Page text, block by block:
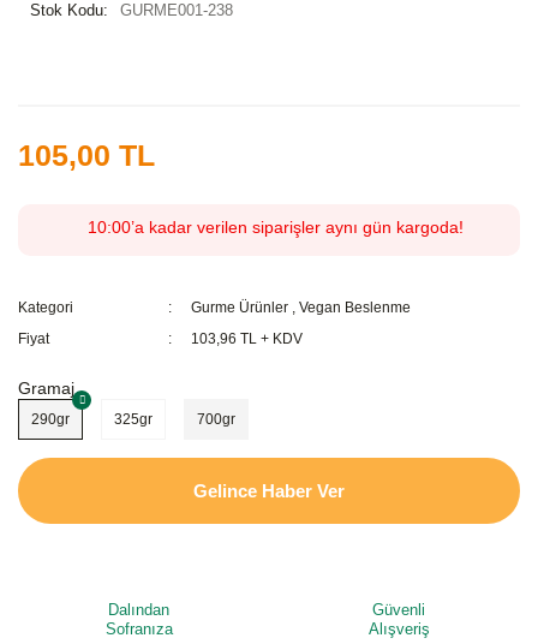
Stok Kodu: GURME001-238
105,00 TL
10:00’a kadar verilen siparişler aynı gün kargoda!
Kategori Gurme Ürünler ,Vegan Beslenme
Fiyat
103,96 TL + KDV
Gramaj
290gr 325gr 700gr
Gelince Haber Ver
Dalından
Sofranıza
Güvenli
Alışveriş